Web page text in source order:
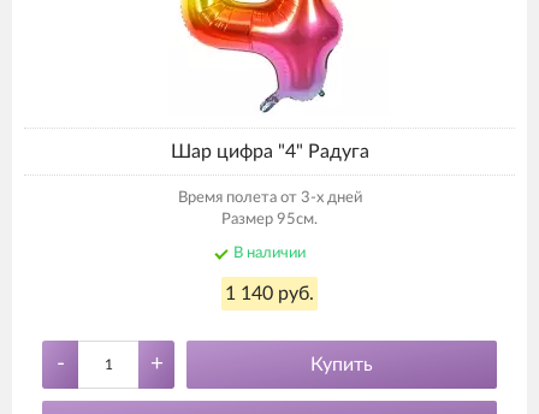
Шар цифра "4" Радуга
Время полета от 3-х дней
Размер 95см.
В наличии
1 140 руб.
- + Купить